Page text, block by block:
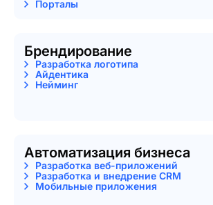
Порталы
Брендирование
Разработка логотипа
Айдентика
Нейминг
Автоматизация бизнеса
Разработка веб-приложений
Разработка и внедрение CRM
Мобильные приложения